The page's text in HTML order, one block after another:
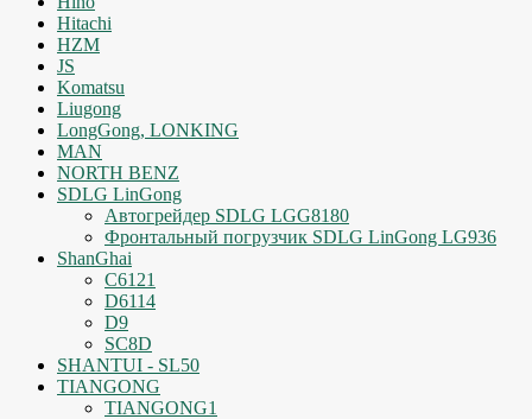
Hitachi
HZM
JS
Komatsu
Liugong
LongGong, LONKING
MAN
NORTH BENZ
SDLG LinGong
Автогрейдер SDLG LGG8180
Фронтальный погрузчик SDLG LinGong LG936
ShanGhai
C6121
D6114
D9
SC8D
SHANTUI - SL50
TIANGONG
TIANGONG1